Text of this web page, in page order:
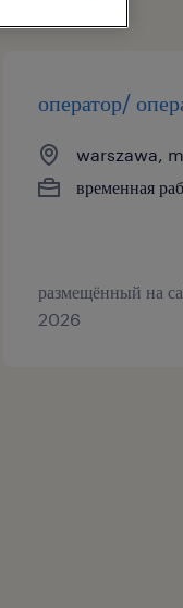
оператор/
warszawa,
временная
размещённый на
2026